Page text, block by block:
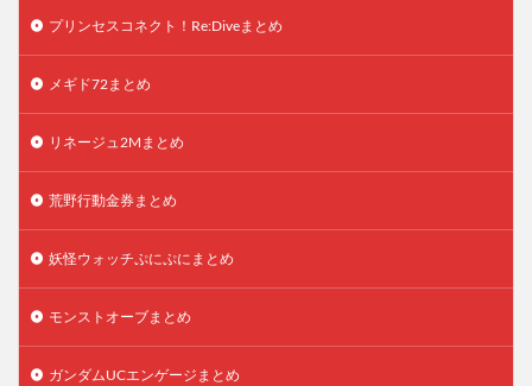
プリンセスコネクト！Re:Diveまとめ
メギド72まとめ
リネージュ2Mまとめ
荒野行動金券まとめ
妖怪ウォッチぷにぷにまとめ
モンストオーブまとめ
ガンダムUCエンゲージまとめ